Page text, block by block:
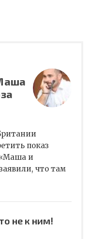
показ
«Маша и
что там
не к ним!